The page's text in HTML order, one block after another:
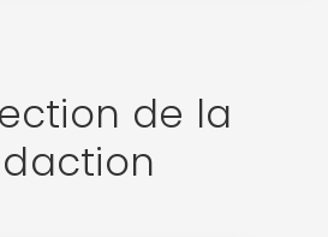
de la